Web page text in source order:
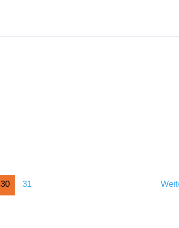
30 31